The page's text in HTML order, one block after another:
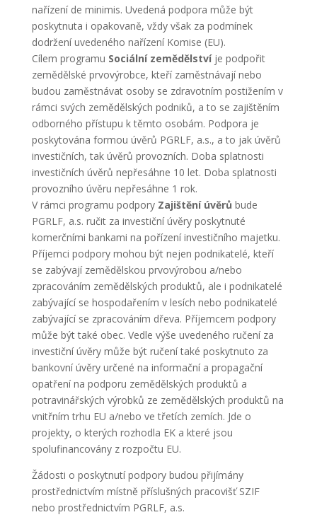
nařízení de minimis. Uvedená podpora může být
poskytnuta i opakovaně, vždy však za podmínek
dodržení uvedeného nařízení Komise (EU).
Cílem programu Sociální zemědělstvíje podpořit
zemědělské prvovýrobce, kteří zaměstnávají nebo
budou zaměstnávat osoby se zdravotním postižením v
rámci svých zemědělských podniků, a to se zajištěním
odborného přístupu k těmto osobám. Podpora je
poskytována formou úvěrů PGRLF, a.s., a to jak úvěrů
investičních, tak úvěrů provozních. Doba splatnosti
investičních úvěrů nepřesáhne 10 let. Doba splatnosti
provozního úvěru nepřesáhne 1 rok.
V rámci programu podporyZajištění úvěrů bude
PGRLF, a.s. ručit za investiční úvěry poskytnuté
komerčními bankami na pořízení investičního majetku.
Příjemci podpory mohou být nejen podnikatelé, kteří
se zabývají zemědělskou prvovýrobou a/nebo
zpracováním zemědělských produktů, ale i podnikatelé
zabývající se hospodařením v lesích nebo podnikatelé
zabývající se zpracováním dřeva. Příjemcem podpory
může být také obec. Vedle výše uvedeného ručení za
investiční úvěry může být ručení také poskytnuto za
bankovní úvěry určené na informační a propagační
opatření na podporu zemědělských produktů a
potravinářských výrobků ze zemědělských produktů na
vnitřním trhu EU a/nebo ve třetích zemích. Jde o
projekty, o kterých rozhodla EK a které jsou
spolufinancovány z rozpočtu EU.
Žádosti o poskytnutí podpory budou přijímány
prostřednictvím místně příslušných pracovišť SZIF
nebo prostřednictvím PGRLF, a.s.